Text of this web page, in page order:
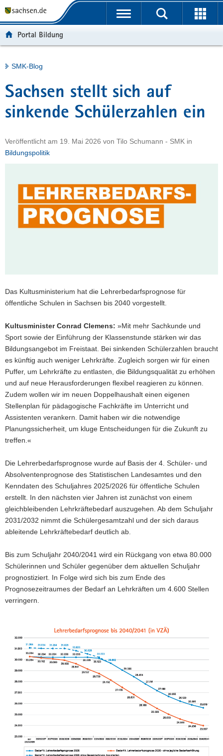
t
b
e
r
g
e
i
t
i
n
u
n
h
a
l
e
v
c
e
Portalübergreifende
Portal Bildung
Hauptinhalt
SMK-Blog
Sachsen stellt sich auf
sinkende Schülerzahlen ein
Veröffentlicht am 19. Mai 2026 von Tilo Schumann - SMK in
Bildungspolitik
Das Kultusministerium hat die Lehrerbedarfsprognose für
öffentliche Schulen in Sachsen bis 2040 vorgestellt.
Kultusminister Conrad Clemens: »Mit mehr Sachkunde und
Sport sowie der Einführung der Klassenstunde stärken wir das
Bildungsangebot im Freistaat. Bei sinkenden Schülerzahlen braucht
es künftig auch weniger Lehrkräfte. Zugleich sorgen wir für einen
Puffer, um Lehrkräfte zu entlasten, die Bildungsqualität zu erhöhen
und auf neue Herausforderungen flexibel reagieren zu können.
Zudem wollen wir im neuen Doppelhaushalt einen eigenen
Stellenplan für pädagogische Fachkräfte im Unterricht und
Assistenten verankern. Damit haben wir die notwendige
Planungssicherheit, um kluge Entscheidungen für die Zukunft zu
treffen.«
Die Lehrerbedarfsprognose wurde auf Basis der 4. Schüler- und
Absolventenprognose des Statistischen Landesamtes und den
Kenndaten des Schuljahres 2025/2026 für öffentliche Schulen
erstellt. In den nächsten vier Jahren ist zunächst von einem
gleichbleibenden Lehrkräftebedarf auszugehen. Ab dem Schuljahr
2031/2032 nimmt die Schülergesamtzahl und der sich daraus
ableitende Lehrkräftebedarf deutlich ab.
Bis zum Schuljahr 2040/2041 wird ein Rückgang von etwa 80.000
Schülerinnen und Schüler gegenüber dem aktuellen Schuljahr
prognostiziert. In Folge wird sich bis zum Ende des
Prognosezeitraumes der Bedarf an Lehrkräften um 4.600 Stellen
verringern.